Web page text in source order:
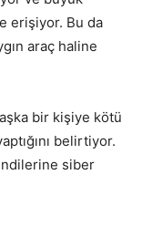
erişiyor. Bu da
araç haline
bir kişiye kötü
belirtiyor.
siber